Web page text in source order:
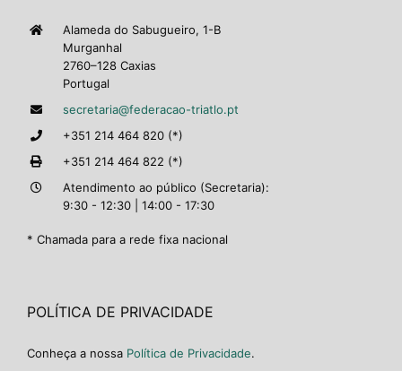
Alameda do Sabugueiro, 1-B
Murganhal
2760–128 Caxias
Portugal
secretaria@federacao-triatlo.pt
+351 214 464 820 (*)
+351 214 464 822 (*)
Atendimento ao público (Secretaria):
9:30 - 12:30 | 14:00 - 17:30
* Chamada para a rede fixa nacional
POLÍTICA DE PRIVACIDADE
Conheça a nossa Política de Privacidade.